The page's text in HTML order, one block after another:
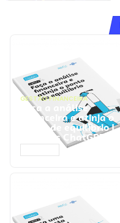
GESTÃO FINANCEIRA
Faça a análise
financeira e atinja o
ponto de equilíbrio |
Prompts ChatGPT